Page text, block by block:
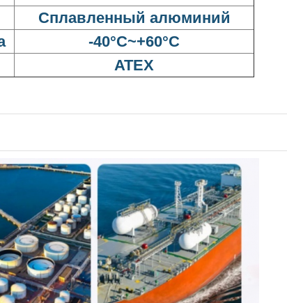
Сплавленный алюминий
-40°C~+60°C
ATEX